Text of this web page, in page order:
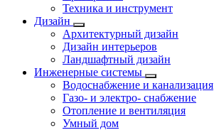
Техника и инструмент
Дизайн
Архитектурный дизайн
Дизайн интерьеров
Ландшафтный дизайн
Инженерные системы
Водоснабжение и канализация
Газо- и электро- снабжение
Отопление и вентиляция
Умный дом